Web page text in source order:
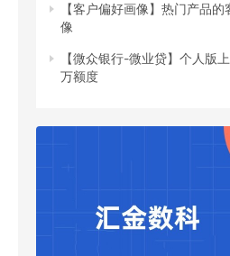
【客户偏好画像】热门产品
像
【微众银行-微业贷】个人版
万额度